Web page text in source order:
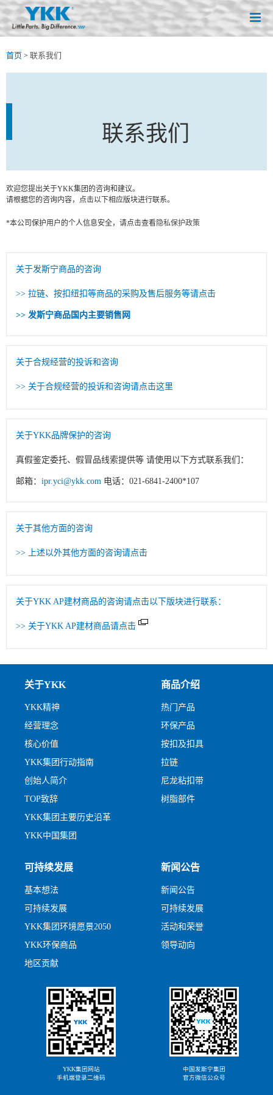
首页 > 联系我们
联系我们
欢迎您提出关于YKK集团的咨询和建议。
请根据您的咨询内容，点击以下相应版块进行联系。
*本公司保护用户的个人信息安全，请点击查看隐私保护政策
关于发斯宁商品的咨询
>> 拉链、按扣纽扣等商品的采购及售后服务等请点击
>> 发斯宁商品国内主要销售网
关于合规经营的投诉和咨询
>> 关于合规经营的投诉和咨询请点击这里
关于YKK品牌保护的咨询
真假鉴定委托、假冒品线索提供等 请使用以下方式联系我们：
邮箱： ipr.yci@ykk.com 电话：021-6841-2400*107
关于其他方面的咨询
>> 上述以外其他方面的咨询请点击
关于YKK AP建材商品的咨询请点击以下版块进行联系：
>> 关于YKK AP建材商品请点击
关于YKK
YKK精神
经营理念
核心价值
YKK集团行动指南
创始人简介
TOP致辞
YKK集团主要历史沿革
YKK中国集团
商品介绍
热门产品
环保产品
按扣及扣具
拉链
尼龙粘扣带
树脂部件
可持续发展
基本想法
可持续发展
YKK集团环境愿景2050
YKK环保商品
地区贡献
新闻公告
新闻公告
可持续发展
活动和荣誉
领导动向
YKK集团网站
手机端登录二维码
中国发斯宁集团
官方微信公众号